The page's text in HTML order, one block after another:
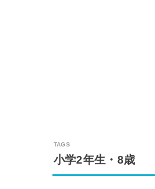
小学2年生・8歳